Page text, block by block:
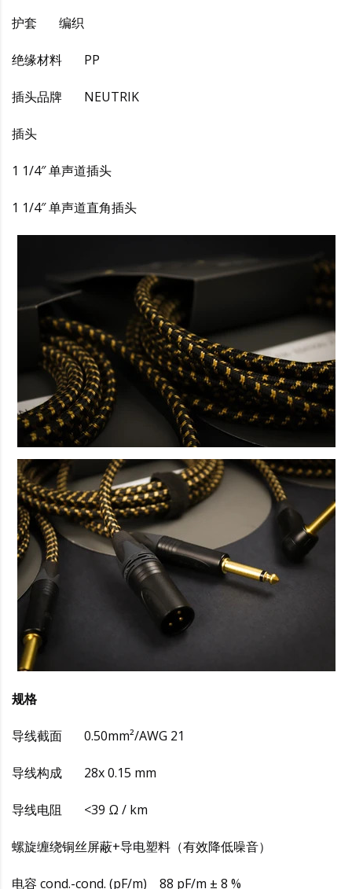
护套 编织
绝缘材料 PP
插头品牌 NEUTRIK
插头
1 1/4″ 单声道插头
1 1/4″ 单声道直角插头
规格
导线截面 0.50mm²/AWG 21
导线构成 28x 0.15 mm
导线电阻 <39 Ω / km
螺旋缠绕铜丝屏蔽+导电塑料（有效降低噪音）
电容 cond.-cond. (pF/m) 88 pF/m ± 8 %